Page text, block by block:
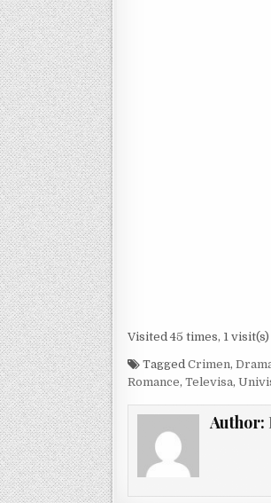
Visited 45 times, 1
Tagged Crimen,
Romance, Televisa,
Author: